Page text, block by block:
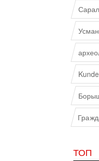
ТОП